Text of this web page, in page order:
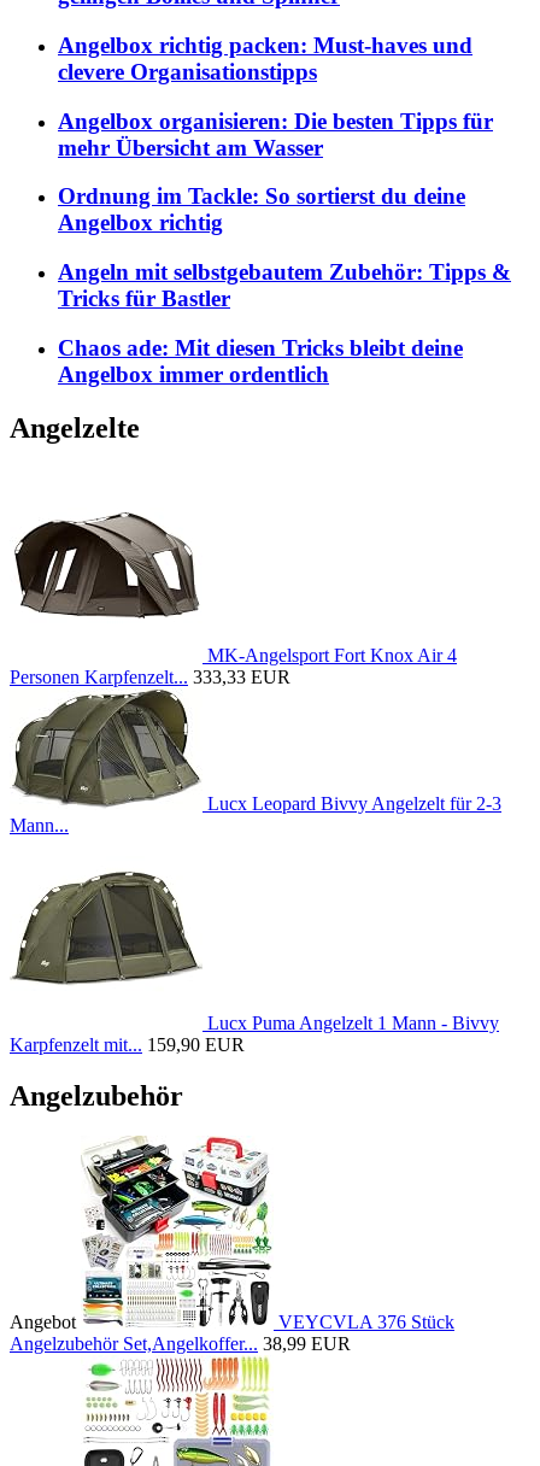
Angelbox richtig packen: Must-haves und
clevere Organisationstipps
Angelbox organisieren: Die besten Tipps für
mehr Übersicht am Wasser
Ordnung im Tackle: So sortierst du deine
Angelbox richtig
Angeln mit selbstgebautem Zubehör: Tipps &
Tricks für Bastler
Chaos ade: Mit diesen Tricks bleibt deine
Angelbox immer ordentlich
Angelzelte
MK-Angelsport Fort Knox Air 4
Personen Karpfenzelt... 333,33 EUR
Lucx Leopard Bivvy Angelzelt für 2-3
Mann...
Lucx Puma Angelzelt 1 Mann - Bivvy
Karpfenzelt mit... 159,90 EUR
Angelzubehör
Angebot
VEYCVLA 376 Stück
Angelzubehör Set,Angelkoffer... 38,99 EUR